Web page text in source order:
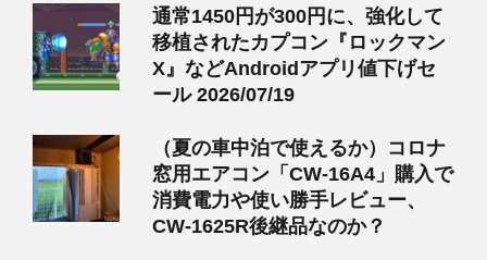
通常1450円が300円に、強化して
移植されたカプコン『ロックマン
X』などAndroidアプリ値下げセ
ール 2026/07/19
（夏の車中泊で使えるか）コロナ
窓用エアコン「CW-16A4」購入で
消費電力や使い勝手レビュー、
CW-1625R後継品なのか？